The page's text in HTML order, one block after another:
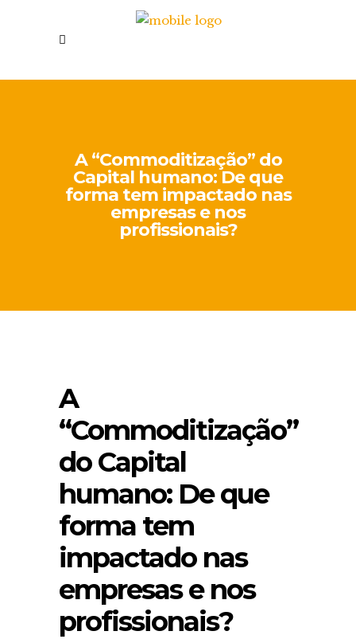
A “Commoditização” do
Capital humano: De que
forma tem impactado nas
empresas e nos
profissionais?
A
“Commoditização”
do Capital
humano: De que
forma tem
impactado nas
empresas e nos
profissionais?